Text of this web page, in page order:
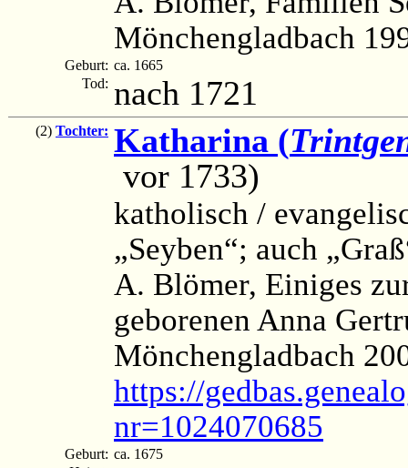
Mönchengladbach
Geburt: ca. 1665
Tod: nach 1721
(2) Tochter: Katharina (
vor 1733)
katholisch /
„Seyben“; auch
A. Blömer, Einiges
geborenen Anna
Mönchengladbach
https://
nr=1024070685
Geburt: ca. 1675